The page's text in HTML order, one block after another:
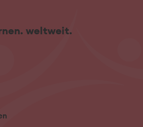
weltweit.